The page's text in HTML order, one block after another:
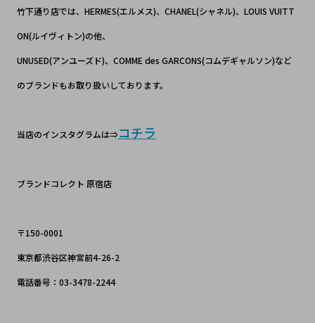
竹下通り店では、HERMES(エルメス)、CHANEL(シャネル)、LOUIS VUITT
ON(ルイヴィトン)の他、
UNUSED(アンユーズド)、COMME des GARCONS(コムデギャルソン)など
のブランドもお取り扱いしております。
当店のインスタグラムは⇒コチラ
ブランドコレクト 原宿店
〒150-0001
東京都渋谷区神宮前4-26-2
電話番号：03-3478-2244